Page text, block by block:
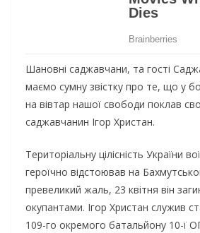
Шановні саджавчани, та гості
маємо сумну звістку про те, що у
на вівтар нашої свободи поклав
саджавчанин Ігор Христан.
Територіальну цілісність України
героїчно відстоював на
превеликий жаль, 23 квітня він
окупантами. Ігор Христан служив
109-го окремого батальйону 10-ї